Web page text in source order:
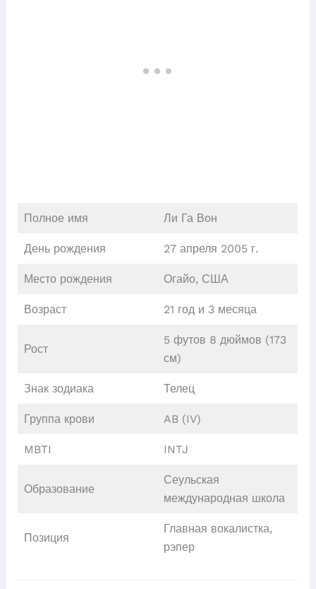
Полное имя Ли Га Вон
День рождения 27 апреля 2005 г.
Место рождения Огайо, США
Возраст 21 год и 3 месяца
Рост
5 футов 8 дюймов (173
см)
Знак зодиака Телец
Группа крови AB (IV)
MBTI INTJ
Образование
Сеульская
международная школа
Позиция
Главная вокалистка,
рэпер